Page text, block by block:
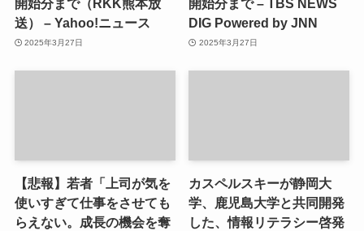
開始分まで（RKK熊本放
送） – Yahoo!ニュース
2025年3月27日
開始分まで – TBS NEWS
DIG Powered by JNN
2025年3月27日
【悲報】若者「上司が気を
使いすぎて仕事をさせても
らえない。成長の機会を奪
カスペルスキーが静岡大
学、鹿児島大学と共同開発
した、情報リテラシー啓発